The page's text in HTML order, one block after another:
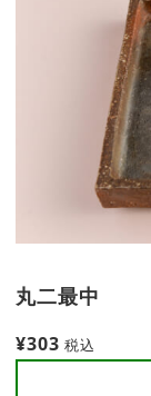
丸二最中
¥303 税込